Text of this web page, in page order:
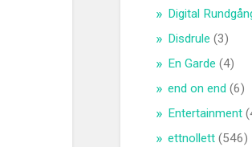
Digital
Disdrule (3)
En Garde (4)
end on end (6)
Entertainment
ettnollett (546)